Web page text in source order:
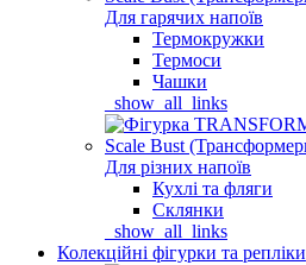
Для гарячих напоїв
Термокружки
Термоси
Чашки
_show_all_links
Для різних напоїв
Кухлі та фляги
Склянки
_show_all_links
Колекційні фігурки та репліки